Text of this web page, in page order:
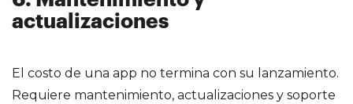
actualizaciones
El costo de una app no termina con su lanzamiento.
Requiere mantenimiento, actualizaciones y soporte